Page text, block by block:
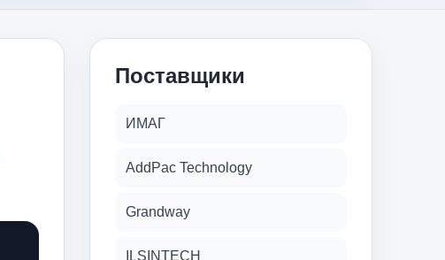
Поставщики
ИМАГ
AddPac Technology
Grandway
ILSINTECH